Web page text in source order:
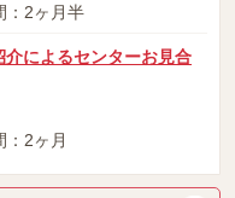
：2ヶ月半
によるセンターお見合
：2ヶ月